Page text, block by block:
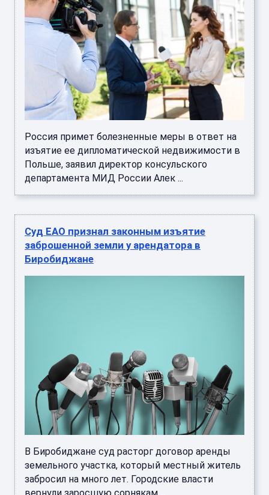
Россия примет болезненные меры в ответ на
изъятие ее дипломатической недвижимости в
Польше, заявил директор консульского
департамента МИД России Алек ...
Суд ЕАО признал законным изъятие
заброшенной земли у арендатора в
Биробиджане
В Биробиджане суд расторг договор аренды
земельного участка, который местный житель
забросил на много лет. Городские власти
вернули заросшую сорнякам ...